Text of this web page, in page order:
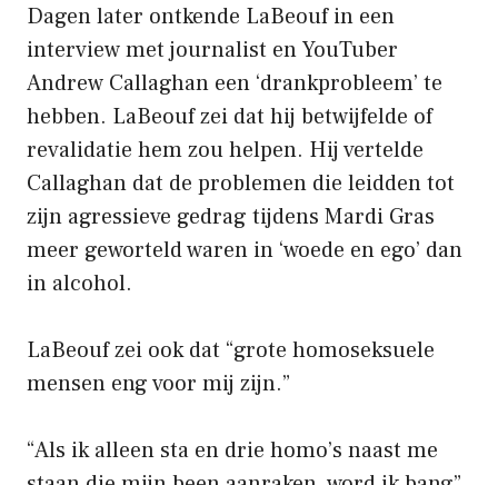
Dagen later ontkende LaBeouf in een
interview met journalist en YouTuber
Andrew Callaghan een ‘drankprobleem’ te
hebben. LaBeouf zei dat hij betwijfelde of
revalidatie hem zou helpen. Hij vertelde
Callaghan dat de problemen die leidden tot
zijn agressieve gedrag tijdens Mardi Gras
meer geworteld waren in ‘woede en ego’ dan
in alcohol.
LaBeouf zei ook dat “grote homoseksuele
mensen eng voor mij zijn.”
“Als ik alleen sta en drie homo’s naast me